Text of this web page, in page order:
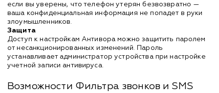
если вы уверены, что телефон утерян безвозвратно —
ваша конфиденциальная информация не попадет в руки
злоумышленников.
Защита
Доступ к настройкам Антивора можно защитить паролем
от несанкционированных изменений. Пароль
устанавливает администратор устройства при настройке
учетной записи антивируса.
Возможности Фильтра звонков и SMS